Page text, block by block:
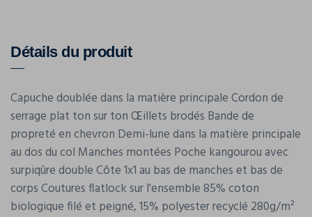
Détails du produit
Capuche doublée dans la matière principale Cordon de
serrage plat ton sur ton Œillets brodés Bande de
propreté en chevron Demi-lune dans la matière principale
au dos du col Manches montées Poche kangourou avec
surpiqûre double Côte 1x1 au bas de manches et bas de
corps Coutures flatlock sur l'ensemble 85% coton
biologique filé et peigné, 15% polyester recyclé 280g/m²